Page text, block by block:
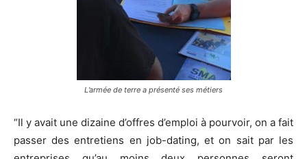
L’armée de terre a présenté ses métiers
“Il y avait une dizaine d’offres d’emploi à pourvoir, on a fait
passer des entretiens en job-dating, et on sait par les